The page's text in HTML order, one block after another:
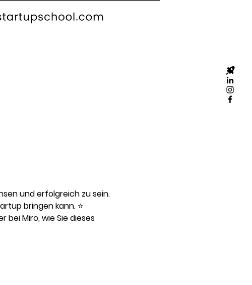
und erfolgreich zu sein.
bringen kann. ⭐️
bei Miro, wie Sie dieses